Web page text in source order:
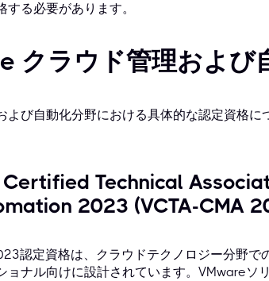
する必要があります。
クラウド管理および
よび自動化分野における具体的な認定資格
Technical
2023 (VCTA-CMA
認定資格は、クラウドテクノロジー分野で
ョナル向けに設計されています。VMwareソ